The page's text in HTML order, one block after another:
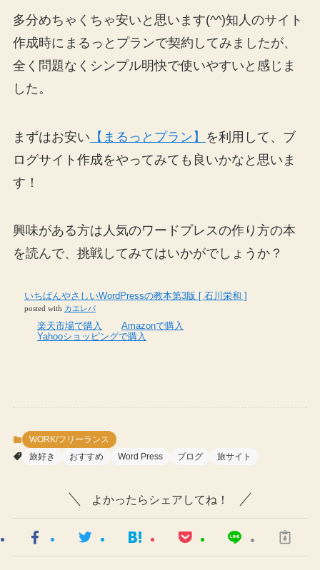
多分めちゃくちゃ安いと思います(^^)知人のサイト
作成時に まるっとプランで契約してみましたが、
全く問題なくシンプル明快で使いやすいと感じま
した。
まずはお安い 【まるっとプラン】
を利用して、ブ
ログサイト作成をやってみても良いかなと思いま
す！
興味がある方は人気のワードプレスの作り方の本
を読んで、挑戦してみてはいかがでしょうか？
いちばんやさしいWordPressの教本第3版 [ 石川栄和 ]
posted with カエレバ
楽天市場で購入
Amazonで購入
Yahooショッピングで購入
WORK/フリーランス
旅好き
おすすめ Word Press ブログ 旅サイト
よかったらシェアしてね！